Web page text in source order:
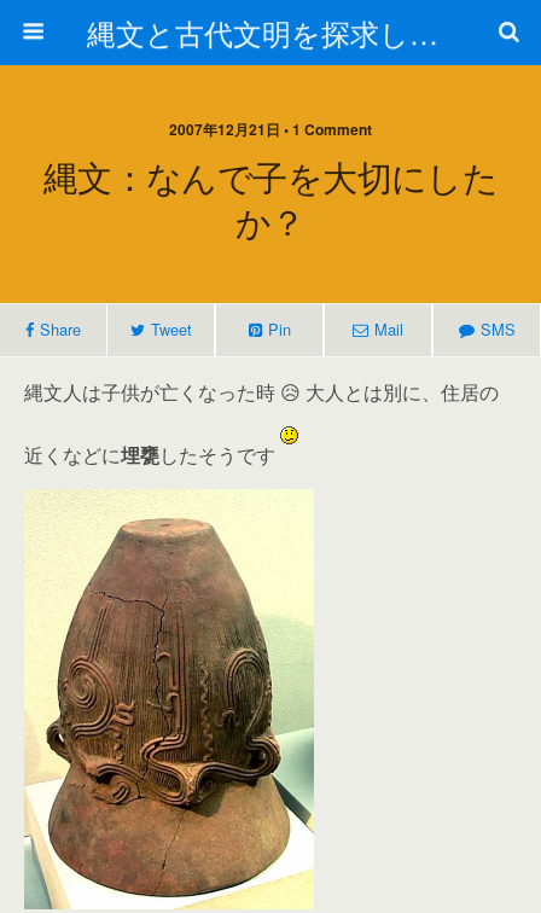
縄文と古代文明を探求しよう！
2007年12月21日 • 1 Comment
縄文：なんで子を大切にした
か？
Share Tweet Pin Mail SMS
縄文人は子供が亡くなった時 😥 大人とは別に、住居の
近くなどに埋甕したそうです